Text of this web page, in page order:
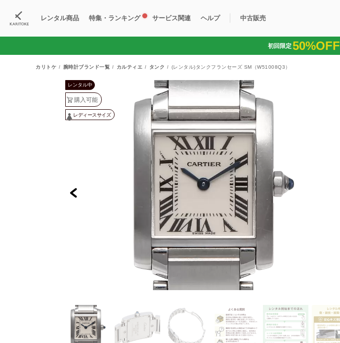
レンタル商品
購入可能商品
特集・ランキング サービス関連
カリトケとは？
ヘルプ
Q&A
中古販売
中古販売商品 ブランド一覧
初回限定50%OFF
カリトケ 腕時計ブランド一覧 カルティエ タンク (レンタル)タンクフランセーズ SM（W51008Q3）
レンタル中
購入可能
レディースサイズ